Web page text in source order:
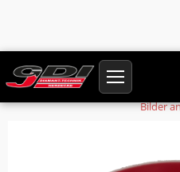
Startseite Produkte Dämpfungsring
Bilder